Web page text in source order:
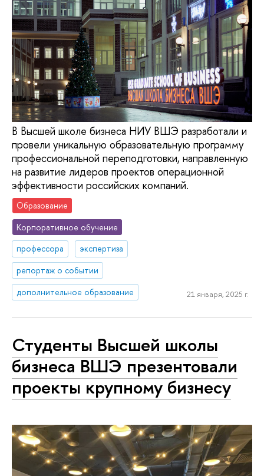
В Высшей школе бизнеса НИУ ВШЭ разработали и
провели уникальную образовательную программу
профессиональной переподготовки, направленную
на развитие лидеров проектов операционной
эффективности российских компаний.
Образование
Корпоративное обучение
профессора
экспертиза
репортаж о событии
дополнительное образование
21 января, 2025 г.
Студенты Высшей школы
бизнеса ВШЭ презентовали
проекты крупному бизнесу